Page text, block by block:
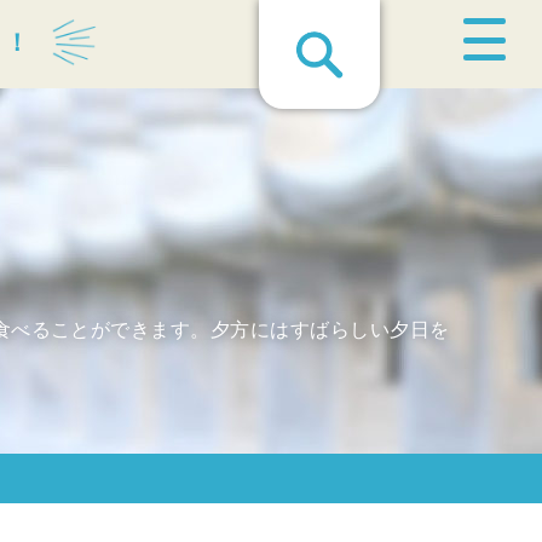
ることができます。夕方にはすばらしい夕日を